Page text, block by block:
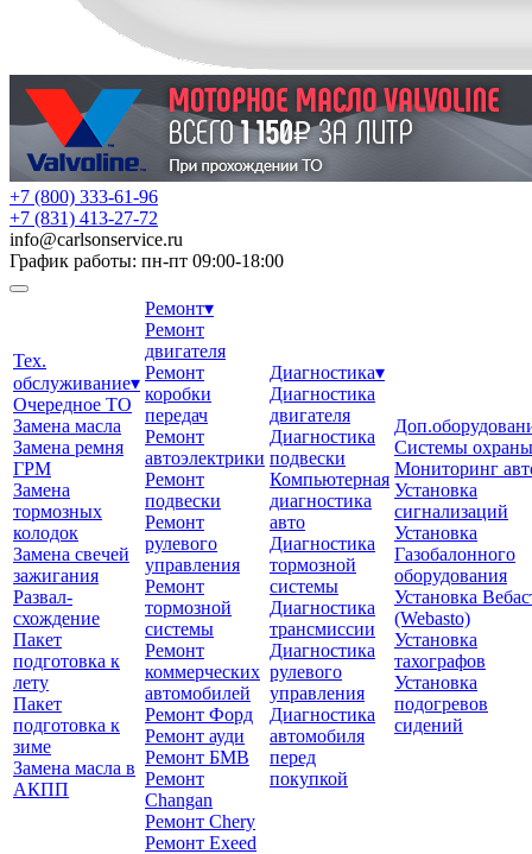
+7 (800) 333-61-96
+7 (831) 413-27-72
info@carlsonservice.ru
График работы: пн-пт 09:00-18:00
Тех.
обслуживание▾
Очередное ТО
Замена масла
Замена ремня
ГРМ
Замена
тормозных
колодок
Замена свечей
зажигания
Развал-
схождение
Пакет
подготовка к
лету
Пакет
подготовка к
зиме
Замена масла в
АКПП
Ремонт▾
Ремонт
двигателя
Ремонт
коробки
передач
Ремонт
автоэлектрики
Ремонт
подвески
Ремонт
рулевого
управления
Ремонт
тормозной
системы
Ремонт
коммерческих
автомобилей
Ремонт Форд
Ремонт ауди
Ремонт БМВ
Ремонт
Changan
Ремонт Chery
Ремонт Exeed
Диагностика▾
Диагностика
двигателя
Диагностика
подвески
Компьютерная
диагностика
авто
Диагностика
тормозной
системы
Диагностика
трансмиссии
Диагностика
рулевого
управления
Диагностика
автомобиля
перед
покупкой
Системы охраны
Мониторинг
Установка
сигнализаций
Установка
Газобалонного
оборудования
Установка
(Webasto)
Установка
тахографов
Установка
подогревов
сидений